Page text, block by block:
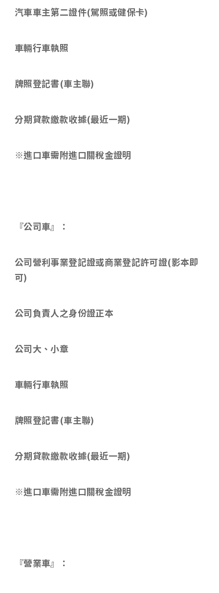
汽車車主第二證件(駕照或健保卡)
車輛行車執照
牌照登記書(車主聯)
分期貸款繳款收據(最近一期)
※進口車需附進口關稅金證明
『公司車』：
公司營利事業登記證或商業登記許可證(影本即
可)
公司負責人之身份證正本
公司大、小章
車輛行車執照
牌照登記書(車主聯)
分期貸款繳款收據(最近一期)
※進口車需附進口關稅金證明
『營業車』：